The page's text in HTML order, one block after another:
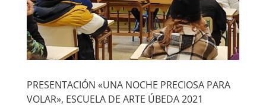
PRESENTACIÓN «UNA NOCHE PRECIOSA PARA
VOLAR», ESCUELA DE ARTE ÚBEDA 2021